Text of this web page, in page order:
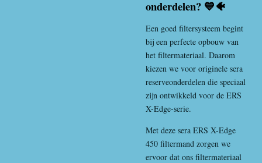
onderdelen? 💙🐠
Een goed filtersysteem begint
bij een perfecte opbouw van
het filtermateriaal. Daarom
kiezen we voor originele sera
reserveonderdelen die speciaal
zijn ontwikkeld voor de ERS
X-Edge-serie.
Met deze sera ERS X-Edge
450 filtermand zorgen we
ervoor dat ons filtermateriaal